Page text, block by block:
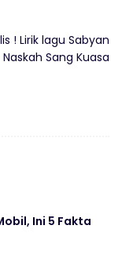
! Lirik lagu Sabyan
Naskah Sang Kuasa
Ini 5 Fakta